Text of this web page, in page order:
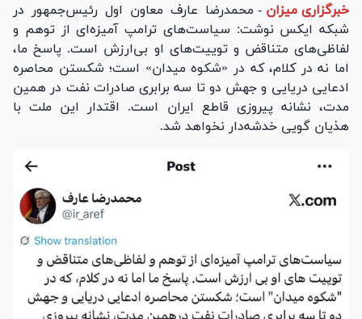
خبرگزاری میزان - محمدرضا عارف معاون اول رئیس‌جمهور در
شبکه ایکس نوشت: سیاست‌های ترامپ آمیزه‌ای از توهم و
لفاظی‌های متناقض و توییت‌های او بی‌ارزش است. پاسخ ما،
اما نه در کلام، که در «شکوه میدان» است؛ شکستن محاصره
ادعایی دریایی و جهش دو تا سه برابری صادرات نفت در همین
مدت، نشانه پیروزی قاطع ایران است. اقتدار این ملت با
هذیان گویی خدشه‌دار نخواهد شد.